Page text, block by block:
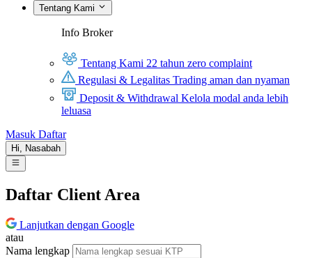
Tentang Kami
Info Broker
Tentang Kami 22 tahun zero complaint
Regulasi & Legalitas Trading aman dan nyaman
Deposit & Withdrawal Kelola modal anda lebih
leluasa
Masuk Daftar
Hi, Nasabah
Daftar Client Area
Lanjutkan dengan Google
atau
Nama lengkap